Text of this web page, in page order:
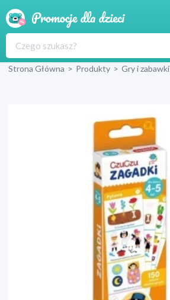
Produkty
Blog
Wyprawka
Strona Główna > Produkty > Gry i zabawki